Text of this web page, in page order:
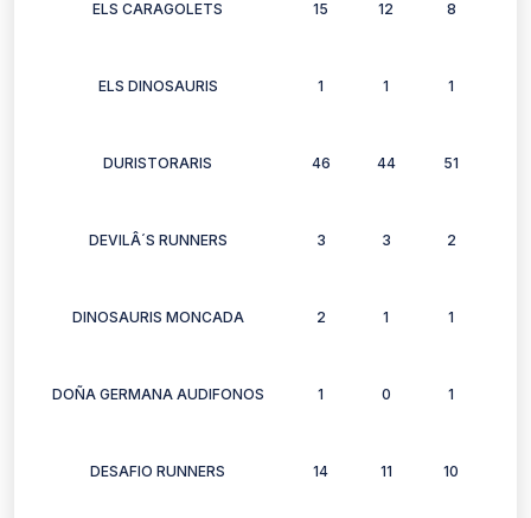
ELS CARAGOLETS 15 12 8
ELS DINOSAURIS 1 1 1
DURISTORARIS 46 44 51
DEVILÂ´S RUNNERS 3 3 2
DINOSAURIS MONCADA 2 1 1
DOÑA GERMANA AUDIFONOS 1 0 1
DESAFIO RUNNERS 14 11 10